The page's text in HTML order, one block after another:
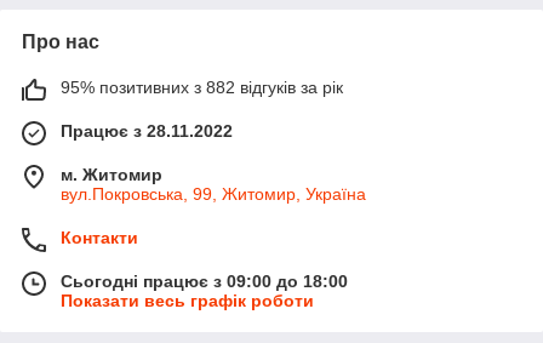
Про нас
95% позитивних з 882 відгуків за рік
Працює з 28.11.2022
м. Житомир
вул.Покровська, 99, Житомир, Україна
Контакти
Сьогодні працює з 09:00 до 18:00
Показати весь графік роботи